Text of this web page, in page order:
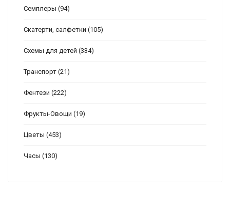
Семплеры (94)
Скатерти, салфетки (105)
Схемы для детей (334)
Транспорт (21)
Фентези (222)
Фрукты-Овощи (19)
Цветы (453)
Часы (130)